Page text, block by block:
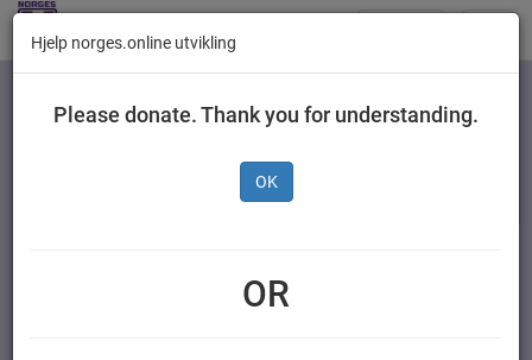
Kategorier
Pepperbaconpostei 185
Hjelp norges.online utvikling
Please donate. Thank you for understanding.
OK
OR